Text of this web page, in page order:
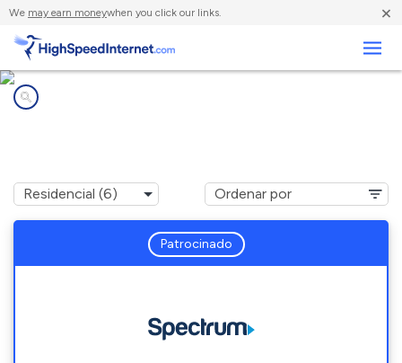
We may earn moneywhen you click our links. ×
Patrocinado